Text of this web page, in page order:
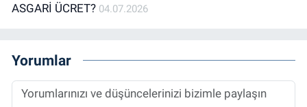
ASGARİ ÜCRET? 04.07.2026
Yorumlar